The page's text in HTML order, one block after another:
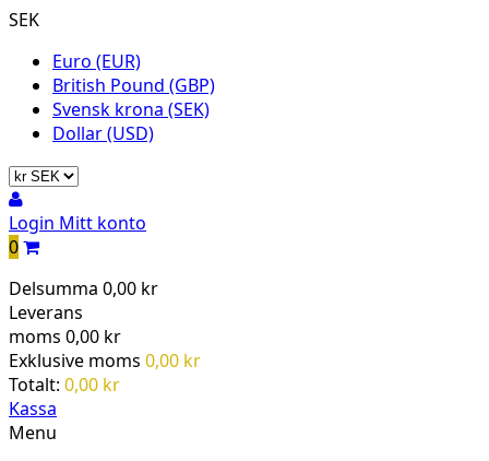
SEK
Euro (EUR)
British Pound (GBP)
Svensk krona (SEK)
Dollar (USD)
Login Mitt konto
0
Delsumma 0,00 kr
Leverans
moms 0,00 kr
Exklusive moms 0,00 kr
Totalt: 0,00 kr
Kassa
Menu